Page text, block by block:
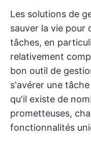
Les solutions de
sauver la vie pour
tâches, en
relativement
bon outil de
s'avérer une
qu'il existe de
prometteuses,
fonctionnalités